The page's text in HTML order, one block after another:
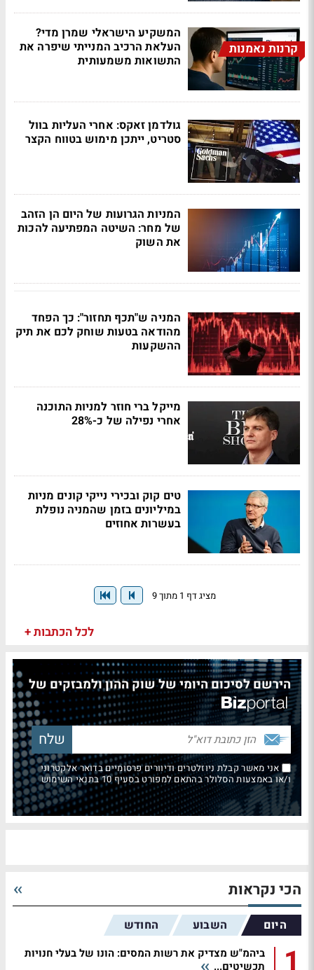
קרנות נאמנות
המשקיע הישראלי שמרן מדי?
העלאת הרכיב המנייתי שיפרה את
התשואות משמעותית
גולדמן זאקס: אחרי העליות בוול
סטריט, ייתכן מימוש בטווח הקצר
המניות הגרועות של היום הן הזהב
של מחר: השיטה המפתיעה להכות
את השוק
המניה ש"תכף תחזור": כך הפחד
מהודאה בטעות שוחק לכם את תיק
ההשקעות
מייקל ברי חוזר למניות התוכנה
אחרי נפילה של כ-28%
טים קוק ובכירי נייקי קונים מניות
במיליונים בזמן שהמניה נופלת
בעשרות אחוזים
מציג דף 1 מתוך 9
לכל הכתבות +
הירשם לסיכום היומי של שוק ההון ולמבזקים של
אני מאשר קבלת ניוזלטרים ודיוורים פרסומיים בדואר אלקטרוני
ו/או באמצעות הסלולר בהתאם למפורט בסעיף 10 בתנאי השימוש
הכי נקראות
היום השבוע החודש
ביהמ"ש מצדיק את רשות המסים: הונו של בעלי חנויות
תכשיטים...